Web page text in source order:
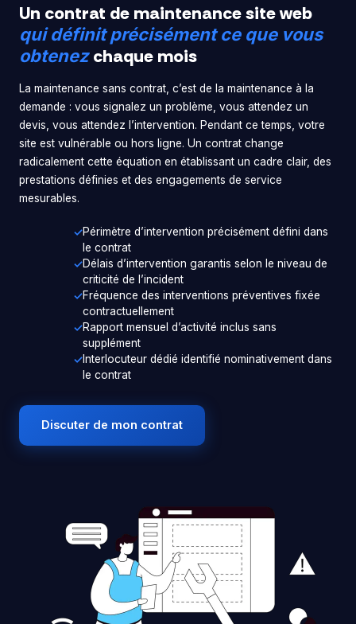
Un contrat de maintenance site web
qui définit précisément ce que vous
obtenezchaque mois
La maintenance sans contrat, c’est de la maintenance à la
demande : vous signalez un problème, vous attendez un
devis, vous attendez l’intervention. Pendant ce temps, votre
site est vulnérable ou hors ligne. Un contrat change
radicalement cette équation en établissant un cadre clair, des
prestations définies et des engagements de service
mesurables.
Périmètre d’intervention précisément défini dans
le contrat
Délais d’intervention garantis selon le niveau de
criticité de l’incident
Fréquence des interventions préventives fixée
contractuellement
Rapport mensuel d’activité inclus sans
supplément
Interlocuteur dédié identifié nominativement dans
le contrat
Discuter de mon contrat